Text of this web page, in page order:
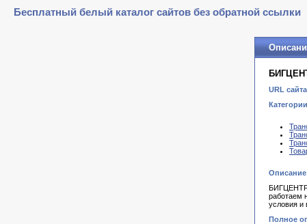
Бесплатный белый каталог сайтов без обратной ссылки
URL
БИГЦЕНТР
работаем
условия и
Полное